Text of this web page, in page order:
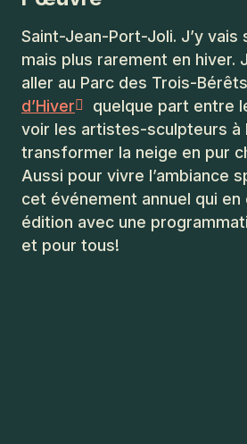
Saint-Jean-Port-Joli. J’y vais
mais plus rarement en hiver.
aller au Parc des Trois-
d’Hiver
quelque part entre
voir les artistes-sculpteurs à
transformer la neige en pur
Aussi pour vivre l’ambiance
cet événement annuel qui en
édition avec une
et pour tous!